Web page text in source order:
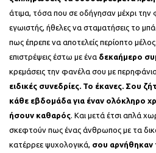
άτιμα, τόσα που σε οδήγησαν μέχρι
εγωιστής, ήθελες να σταματήσεις το
πως έπρεπε να αποτελείς περίοπτο
επιστρέψεις έστω με ένα δεκαήμερο
κρεμάσεις την φανέλα σου με περηφάνια.
ειδικές συνεδρίες. Το έκανες. Σου
κάθε εβδομάδα για έναν ολόκληρο
ήσουν καθαρός . Και μετά έτσι απλά
σκεφτούν πως ένας άνθρωπος με τα
κατέρρεε ψυχολογικά, σου αρνήθηκαν